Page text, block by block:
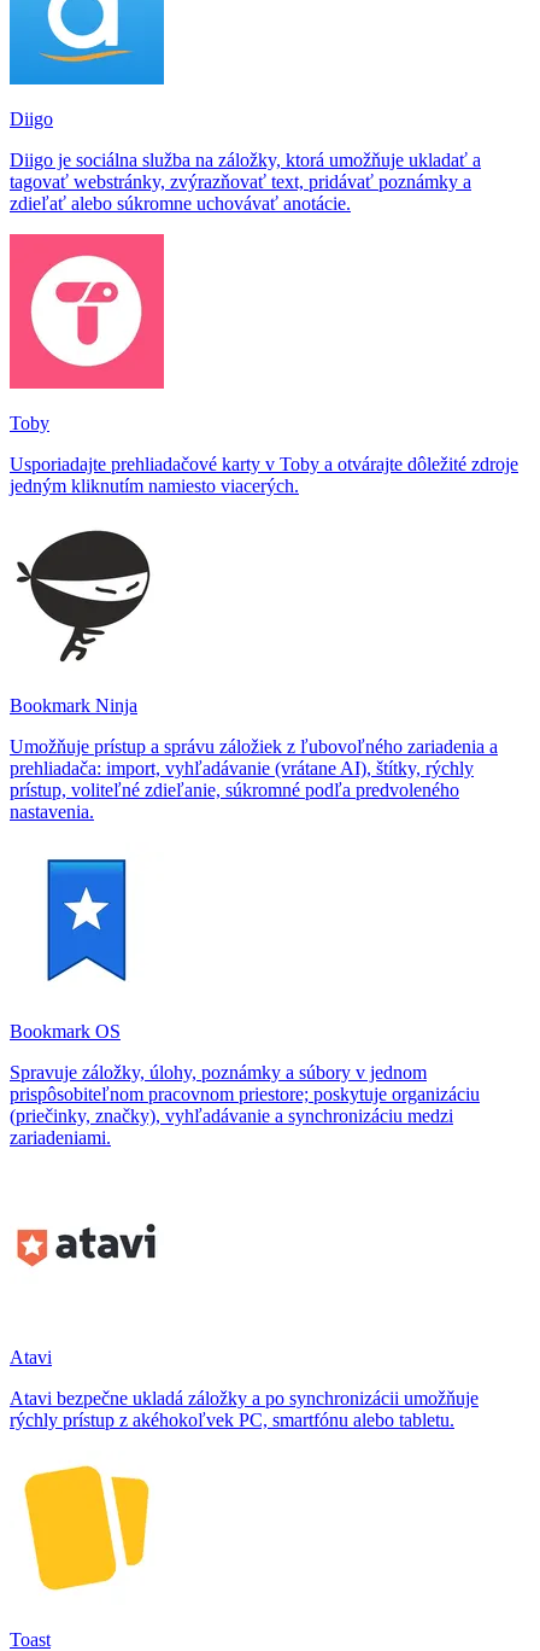
Diigo
Diigo je sociálna služba na záložky, ktorá umožňuje ukladať a
tagovať webstránky, zvýrazňovať text, pridávať poznámky a
zdieľať alebo súkromne uchovávať anotácie.
Toby
Usporiadajte prehliadačové karty v Toby a otvárajte dôležité zdroje
jedným kliknutím namiesto viacerých.
Bookmark Ninja
Umožňuje prístup a správu záložiek z ľubovoľného zariadenia a
prehliadača: import, vyhľadávanie (vrátane AI), štítky, rýchly
prístup, voliteľné zdieľanie, súkromné podľa predvoleného
nastavenia.
Bookmark OS
Spravuje záložky, úlohy, poznámky a súbory v jednom
prispôsobiteľnom pracovnom priestore; poskytuje organizáciu
(priečinky, značky), vyhľadávanie a synchronizáciu medzi
zariadeniami.
Atavi
Atavi bezpečne ukladá záložky a po synchronizácii umožňuje
rýchly prístup z akéhokoľvek PC, smartfónu alebo tabletu.
Toast